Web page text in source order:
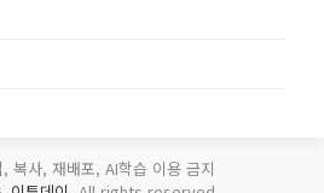
복사, 재배포, AI학습 이용 금지